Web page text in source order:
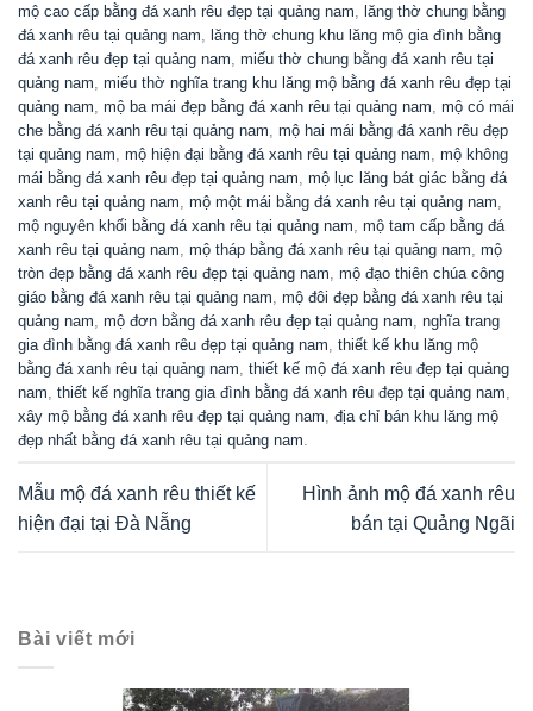
mộ cao cấp bằng đá xanh rêu đẹp tại quảng nam
lăng thờ chung bằng
đá xanh rêu tại quảng nam
lăng thờ chung khu lăng mộ gia đình bằng
đá xanh rêu đẹp tại quảng nam miếu thờ chung bằng đá xanh rêu tại
quảng nam miếu thờ nghĩa trang khu lăng mộ bằng đá xanh rêu đẹp tại
quảng nam mộ ba mái đẹp bằng đá xanh rêu tại quảng nam mộ có mái
che bằng đá xanh rêu tại quảng nam mộ hai mái bằng đá xanh rêu đẹp
tại quảng nam mộ hiện đại bằng đá xanh rêu tại quảng nam mộ không
mái bằng đá xanh rêu đẹp tại quảng nam mộ lục lăng bát giác bằng đá
xanh rêu tại quảng nam mộ một mái bằng đá xanh rêu tại quảng nam
mộ nguyên khối bằng đá xanh rêu tại quảng nam mộ tam cấp bằng đá
xanh rêu tại quảng nam mộ tháp bằng đá xanh rêu tại quảng nam mộ
tròn đẹp bằng đá xanh rêu đẹp tại quảng nam mộ đạo thiên chúa công
giáo bằng đá xanh rêu tại quảng nam mộ đôi đẹp bằng đá xanh rêu tại
quảng nam mộ đơn bằng đá xanh rêu đẹp tại quảng nam nghĩa trang
gia đình bằng đá xanh rêu đẹp tại quảng nam thiết kế khu lăng mộ
bằng đá xanh rêu tại quảng nam thiết kế mộ đá xanh rêu đẹp tại quảng
nam thiết kế nghĩa trang gia đình bằng đá xanh rêu đẹp tại quảng nam
xây mộ bằng đá xanh rêu đẹp tại quảng nam địa chỉ bán khu lăng mộ
đẹp nhất bằng đá xanh rêu tại quảng nam
Mẫu mộ đá xanh rêu thiết kế
hiện đại tại Đà Nẵng
Hình ảnh mộ đá xanh rêu
bán tại Quảng Ngãi
Bài viết mới